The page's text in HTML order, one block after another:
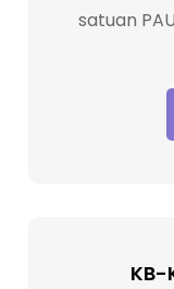
proporsional
prasarana yang
fasilitas fisik
para pendidik
satuan
KB-